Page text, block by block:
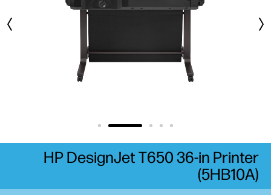
HP DesignJet T650 36-in Printer
(5HB10A)